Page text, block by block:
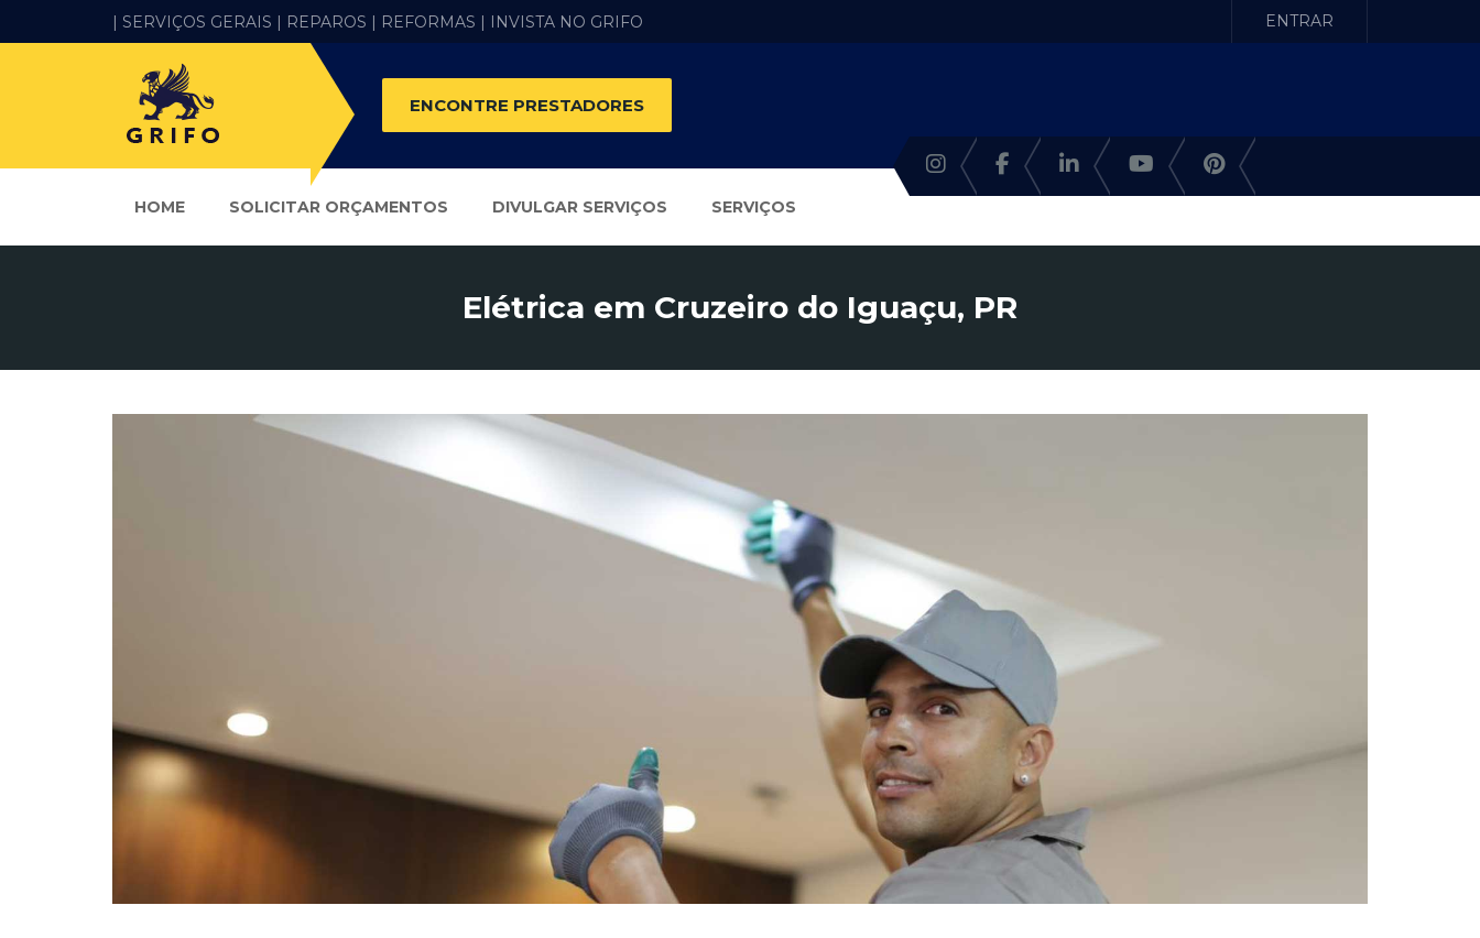
| SERVIÇOS GERAIS | REPAROS | REFORMAS | INVISTA NO GRIFO ENTRAR
ENCONTRE PRESTADORES
HOME SOLICITAR ORÇAMENTOS DIVULGAR SERVIÇOS SERVIÇOS
Elétrica em Cruzeiro do Iguaçu, PR